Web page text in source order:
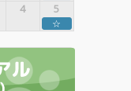
4 5
☆